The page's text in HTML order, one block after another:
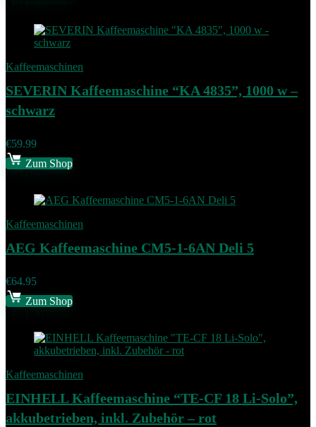
Kaffeemaschinen
SEVERIN Kaffeemaschine “KA 4835”, 1000 w –
schwarz
€59.99
Zum Shop
Kaffeemaschinen
AEG Kaffeemaschine CM5-1-6AN Deli 5
€64.95
Zum Shop
Kaffeemaschinen
EINHELL Kaffeemaschine “TE-CF 18 Li-Solo”,
akkubetrieben, inkl. Zubehör – rot